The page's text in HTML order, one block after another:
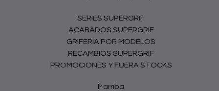
SERIES SUPERGRIF
ACABADOS SUPERGRIF
GRIFERÍA POR MODELOS
RECAMBIOS SUPERGRIF
PROMOCIONES Y FUERA STOCKS
Ir arriba